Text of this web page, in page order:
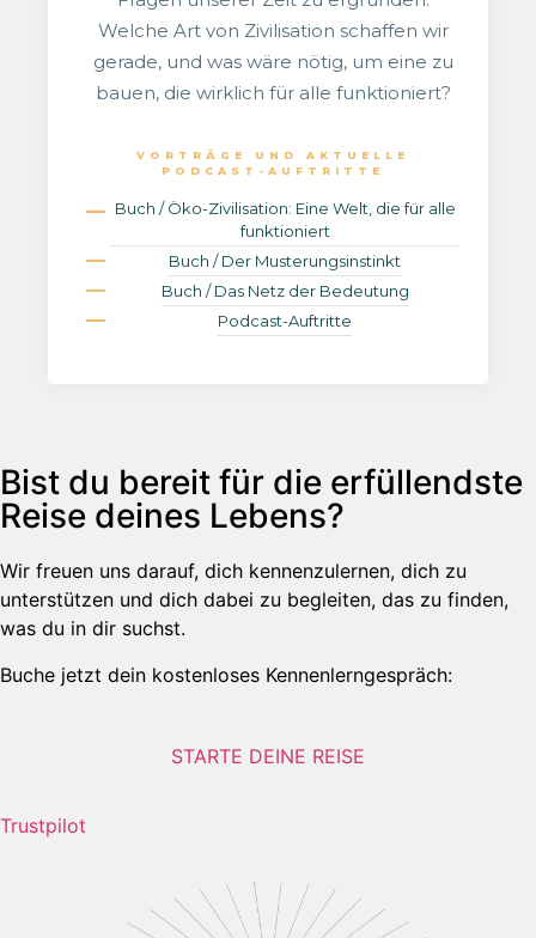
Welche Art von Zivilisation schaffen wir
gerade, und was wäre nötig, um eine zu
bauen, die wirklich für alle funktioniert?
VORTRÄGE UND AKTUELLE
PODCAST-AUFTRITTE
Buch / Öko-Zivilisation: Eine Welt, die für alle
funktioniert
Buch / Der Musterungsinstinkt
Buch / Das Netz der Bedeutung
Podcast-Auftritte
Bist du bereit für die erfüllendste
Reise deines Lebens?
Wir freuen uns darauf, dich kennenzulernen, dich zu
unterstützen und dich dabei zu begleiten, das zu finden,
was du in dir suchst.
Buche jetzt dein kostenloses Kennenlerngespräch:
STARTE DEINE REISE
Trustpilot